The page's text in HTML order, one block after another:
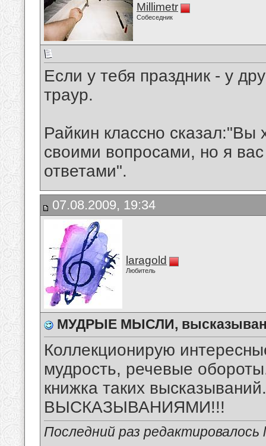
Millimetr
Собеседник
Если у тебя праздник - у
траур.
Райкин классно сказал:"Вы
своими вопросами, но я
ответами".
07.08.2009, 19:34
laragold
Любитель
МУДРЫЕ МЫСЛИ,
Коллекционирую
мудрость, речевые
книжка таких
ВЫСКАЗЫВАНИЯМИ!!!
Последний раз